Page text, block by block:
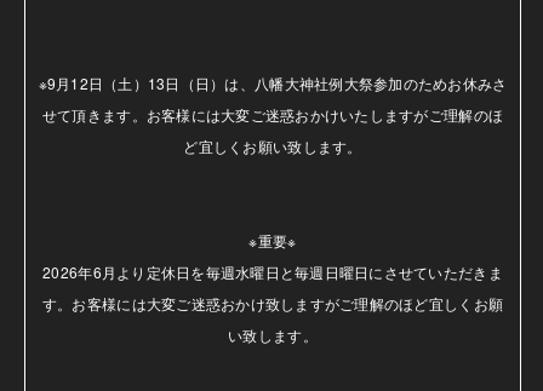
※9月12日（土）13日（日）は、八幡大神社例大祭参加のためお休みさ
せて頂きます。お客様には大変ご迷惑おかけいたしますがご理解のほ
ど宜しくお願い致します。
※重要※
2026年6月より定休日を毎週水曜日と毎週日曜日にさせていただきま
す。お客様には大変ご迷惑おかけ致しますがご理解のほど宜しくお願
い致します。